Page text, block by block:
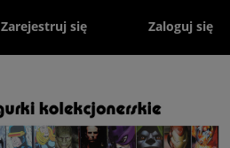
Zarejestruj się Zaloguj się